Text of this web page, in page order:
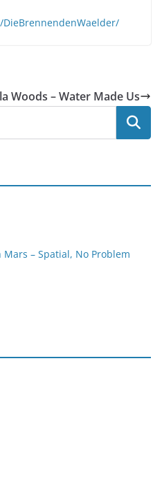
Woods – Water Made Us
– Spatial, No Problem